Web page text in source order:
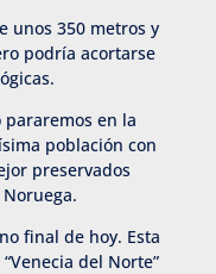
unos 350 metros y
podría acortarse
en la
población con
preservados
final de hoy. Esta
del Norte”